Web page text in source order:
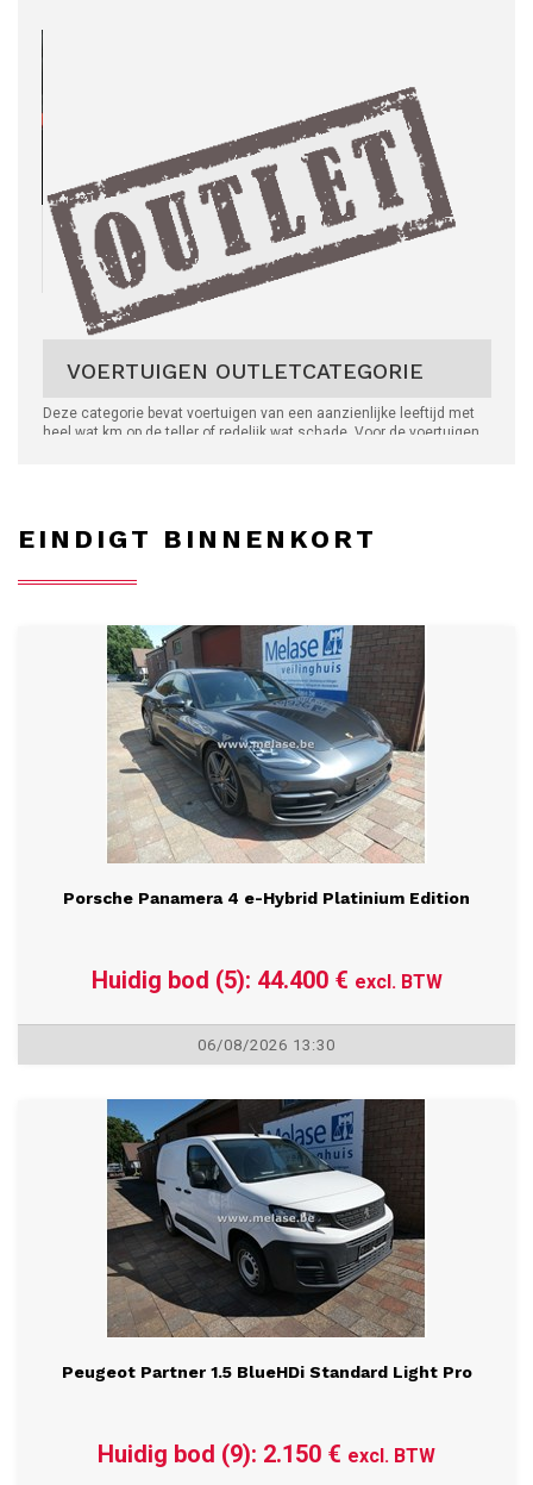
VOERTUIGEN OUTLETCATEGORIE
Deze categorie bevat voertuigen van een aanzienlijke leeftijd met
heel wat km op de teller of redelijk wat schade. Voor de voertuigen
EINDIGT BINNENKORT
Porsche Panamera 4 e-Hybrid Platinium Edition
Huidig bod (5): 44.400 €excl. BTW
06/08/2026 13:30
Peugeot Partner 1.5 BlueHDi Standard Light Pro